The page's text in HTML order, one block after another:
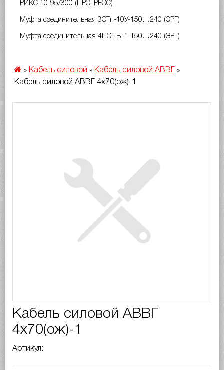
РИКС 10-95/300 (ПРОГРЕСС)
Муфта соединительная 3СТп-10У-150…240 (ЭРГ)
Муфта соединительная 4ПСТ-Б-1-150…240 (ЭРГ)
» Кабель силовой » Кабель силовой АВВГ
»
Кабель силовой АВВГ 4х70(ож)-1
Кабель силовой АВВГ
4х70(ож)-1
Артикул: